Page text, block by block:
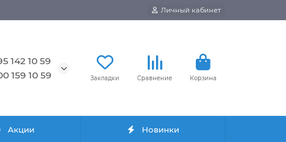
Личный кабинет
142 10 59
159 10 59
Закладки Сравнение Корзина
Акции Новинки